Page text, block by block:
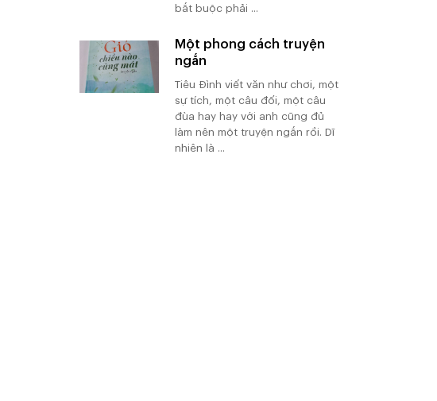
bắt buộc phải ...
Một phong cách truyện
ngắn
Tiêu Đình viết văn như chơi, một
sự tích, một câu đối, một câu
đùa hay hay với anh cũng đủ
làm nên một truyện ngắn rồi. Dĩ
nhiên là ...